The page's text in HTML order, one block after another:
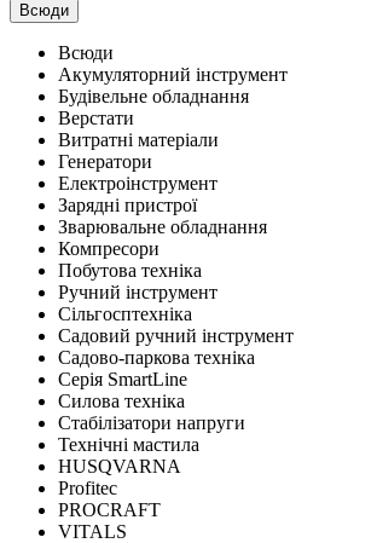
Всюди
Всюди
Акумуляторний інструмент
Будівельне обладнання
Верстати
Витратні матеріали
Генератори
Електроінструмент
Зарядні пристрої
Зварювальне обладнання
Компресори
Побутова техніка
Ручний інструмент
Сільгосптехніка
Садовий ручний інструмент
Садово-паркова техніка
Серія SmartLine
Силова техніка
Стабілізатори напруги
Технічні мастила
HUSQVARNA
Profitec
PROCRAFT
VITALS